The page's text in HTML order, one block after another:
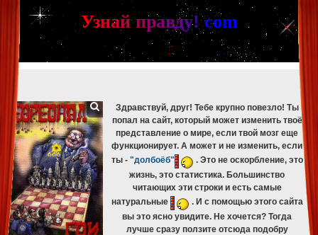
[phpBB Debug] PHP Warning : in file [ROOT]/phpbb/db/driver/mysqli.php
mysqli_fetch_assoc(): Couldn't fetch mysqli_result
[phpBB Debug] PHP Warning: in file[ROOT]/phpbb/db/driver/mysqli.php 329
mysqli_free_result(): Couldn't fetch mysqli_result
[phpBB Debug] PHP Warning
[ROOT]/phpbb/db/driver/mysqli.php on line 265
mysqli_fetch_assoc(): Couldn't fetch mysqli_result
[phpBB Debug] PHP Warning
: in file [ROOT]/phpbb/db/driver/mysqli.php on line329
mysqli_free_result(): Couldn't fetch mysqli_result
Узнай правду! com
Здравствуй, друг! Тебе крупно повезло! Ты
попал на сайт, который может изменить твоё
представление о мире, если твой мозг еще
функционирует. А может и не изменить, если
ты - "долбоёб"
. Это не оскорбление, это
жизнь, это статистика. Большинство
читающих эти строки и есть самые
натуральные
. И с помощью этого сайта
вы это ясно увидите. Не хочется? Тогда
лучше сразу ползите отсюда подобру